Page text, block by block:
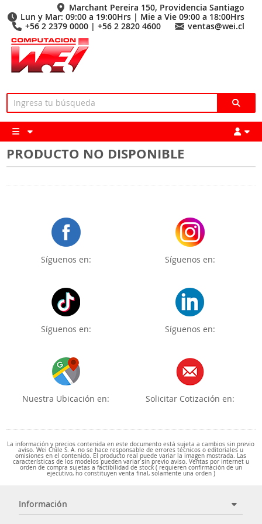
Marchant Pereira 150, Providencia Santiago
Lun y Mar: 09:00 a 19:00Hrs | Mie a Vie 09:00 a 18:00Hrs
+56 2 2379 0000 | +56 2 2820 4600
ventas@wei.cl
PRODUCTO NO DISPONIBLE
Síguenos en: Síguenos en:
Síguenos en: Síguenos en:
Nuestra Ubicación en: Solicitar Cotización en:
La información y precios contenida en este documento está sujeta a cambios sin previo
aviso. Wei Chile S. A. no se hace responsable de errores técnicos o editoriales u
omisiones en el contenido. El producto real puede variar la imagen mostrada. Las
características de los modelos pueden variar sin previo aviso. Ventas por internet u
orden de compra sujetas a factibilidad de stock ( requieren confirmación de un
ejecutivo, no constituyen venta final, solamente una orden )
Información